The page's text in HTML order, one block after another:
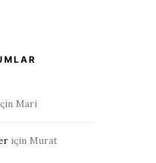
Mari
için Murat